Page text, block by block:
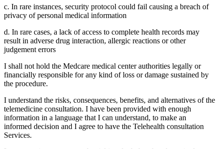
c. In rare instances, security protocol could fail causing a breach of
privacy of personal medical information
d. In rare cases, a lack of access to complete health records may
result in adverse drug interaction, allergic reactions or other
judgement errors
I shall not hold the Medcare medical center authorities legally or
financially responsible for any kind of loss or damage sustained by
the procedure.
I understand the risks, consequences, benefits, and alternatives of the
telemedicine consultation. I have been provided with enough
information in a language that I can understand, to make an
informed decision and I agree to have the Telehealth consultation
Services.